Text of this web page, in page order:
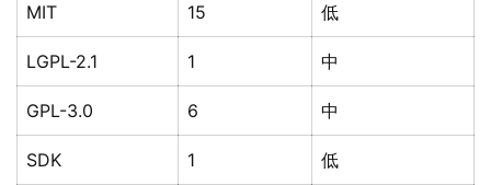
MIT 15 低
LGPL-2.1 1 中
GPL-3.0 6 中
SDK 1 低